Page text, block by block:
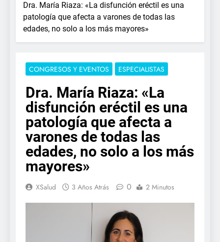
Dra. María Riaza: «La disfunción eréctil es una
patología que afecta a varones de todas las
edades, no solo a los más mayores»
CONGRESOS Y EVENTOS ESPECIALISTAS
Dra. María Riaza: «La
disfunción eréctil es una
patología que afecta a
varones de todas las
edades, no solo a los más
mayores»
XSalud 3 Años Atrás 0 2 Minutos